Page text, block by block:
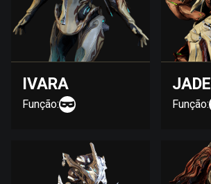
IVARA
Função:
JADE
Função: